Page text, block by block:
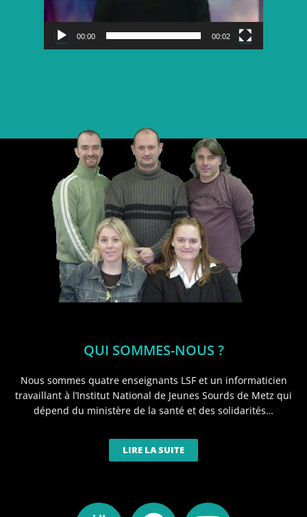
00:00 00:02
QUI SOMMES-NOUS ?
Nous sommes quatre enseignants LSF et un informaticien
travaillant à l’Institut National de Jeunes Sourds de Metz qui
dépend du ministère de la santé et des solidarités…
LIRE LA SUITE